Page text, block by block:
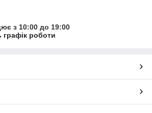
з 10:00 до 19:00
графік роботи